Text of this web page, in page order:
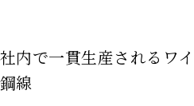
社内で一貫生産されるワ
鋼線